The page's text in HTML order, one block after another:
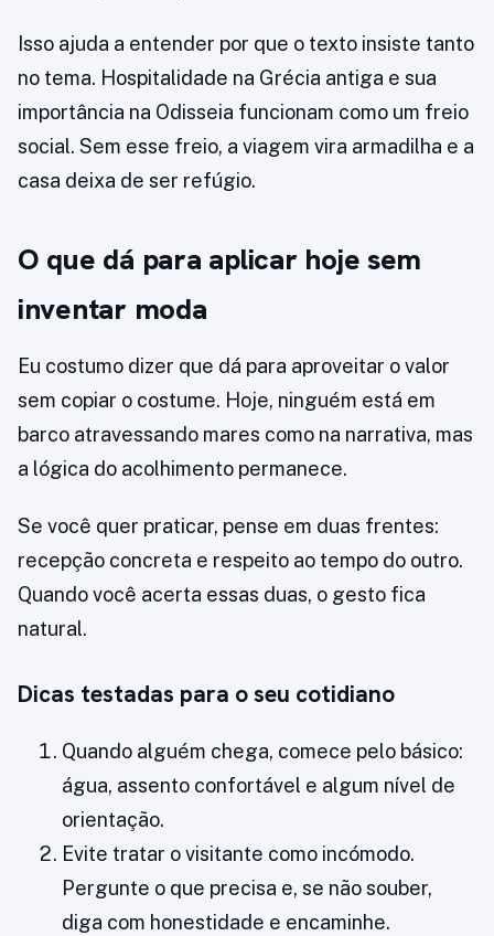
Isso ajuda a entender por que o texto insiste tanto
no tema. Hospitalidade na Grécia antiga e sua
importância na Odisseia funcionam como um freio
social. Sem esse freio, a viagem vira armadilha e a
casa deixa de ser refúgio.
O que dá para aplicar hoje sem
inventar moda
Eu costumo dizer que dá para aproveitar o valor
sem copiar o costume. Hoje, ninguém está em
barco atravessando mares como na narrativa, mas
a lógica do acolhimento permanece.
Se você quer praticar, pense em duas frentes:
recepção concreta e respeito ao tempo do outro.
Quando você acerta essas duas, o gesto fica
natural.
Dicas testadas para o seu cotidiano
Quando alguém chega, comece pelo básico:
água, assento confortável e algum nível de
orientação.
Evite tratar o visitante como incómodo.
Pergunte o que precisa e, se não souber,
diga com honestidade e encaminhe.